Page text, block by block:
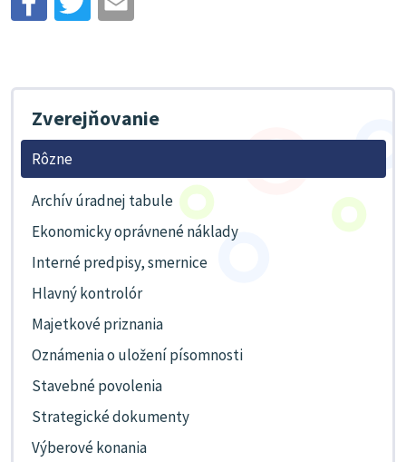
Zverejňovanie
Rôzne
Archív úradnej tabule
Ekonomicky oprávnené náklady
Interné predpisy, smernice
Hlavný kontrolór
Majetkové priznania
Oznámenia o uložení písomnosti
Stavebné povolenia
Strategické dokumenty
Výberové konania